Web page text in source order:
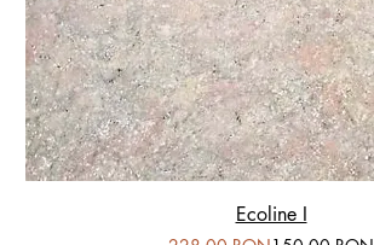
Ecoline I